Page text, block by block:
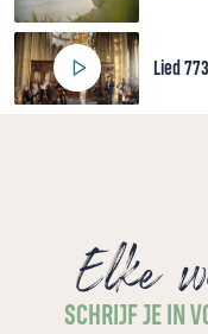
Lied
Elke
SCHRIJF JE IN